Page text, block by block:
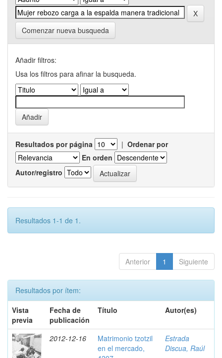
Comenzar nueva busqueda
Añadir filtros:
Usa los filtros para afinar la busqueda.
Resultados por página | Ordenar por
En orden
Autor/registro
Resultados 1-1 de 1.
Anterior 1 Siguiente
Resultados por ítem:
Vista
previa
Fecha de
publicación
Título Autor(es)
2012-12-16
Matrimonio tzotzil
en el mercado,
Estrada
Discua, Raúl